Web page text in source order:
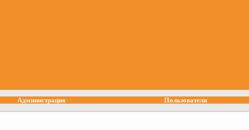
Администрация Пользователи